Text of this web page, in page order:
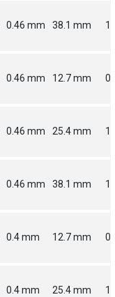
0.46 mm 38.1 mm
0.46 mm 12.7 mm
0.46 mm 25.4 mm 1
0.46 mm 38.1 mm
0.4 mm 12.7 mm
0.4 mm 25.4 mm 1